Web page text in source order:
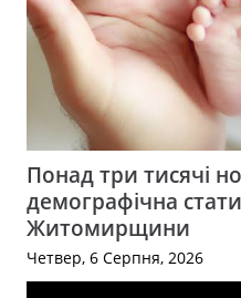
Понад три тисячі
демографічна
Житомирщини
Четвер, 6 Серпня, 2026